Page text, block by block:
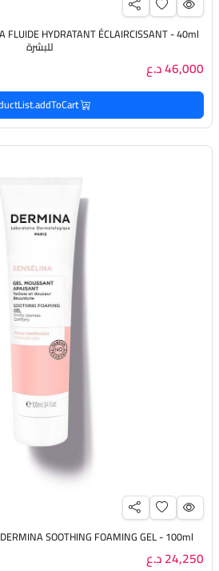
للبشرة
46,000 د.ع
productList.addToCart
DERMINA SOOTHING FOAMING GEL - 100ml ديرمينا غسول رغوي للبشرة
24,250 د.ع